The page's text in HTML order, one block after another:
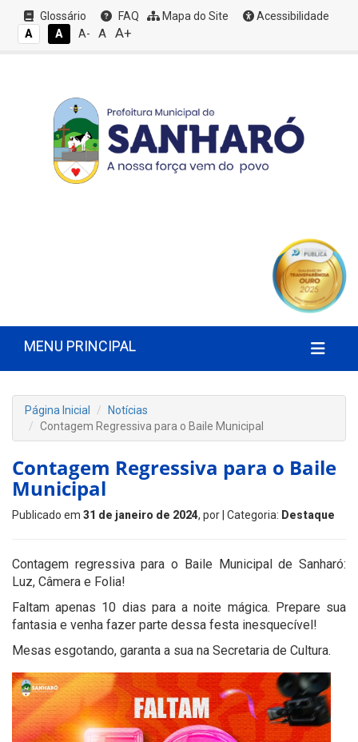
Glossário FAQ Mapa do Site
Acessibilidade
A
A A- A A+
MENU PRINCIPAL
Página Inicial
Notícias
Contagem Regressiva para o Baile Municipal
Contagem Regressiva para o Baile
Municipal
Publicado em 31 de janeiro de 2024, por | Categoria: Destaque
Contagem regressiva para o Baile Municipal de Sanharó:
Luz, Câmera e Folia!
Faltam apenas 10 dias para a noite mágica. Prepare sua
fantasia e venha fazer parte dessa festa inesquecível!
Mesas esgotando, garanta a sua na Secretaria de Cultura.